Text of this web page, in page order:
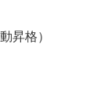
昇格）